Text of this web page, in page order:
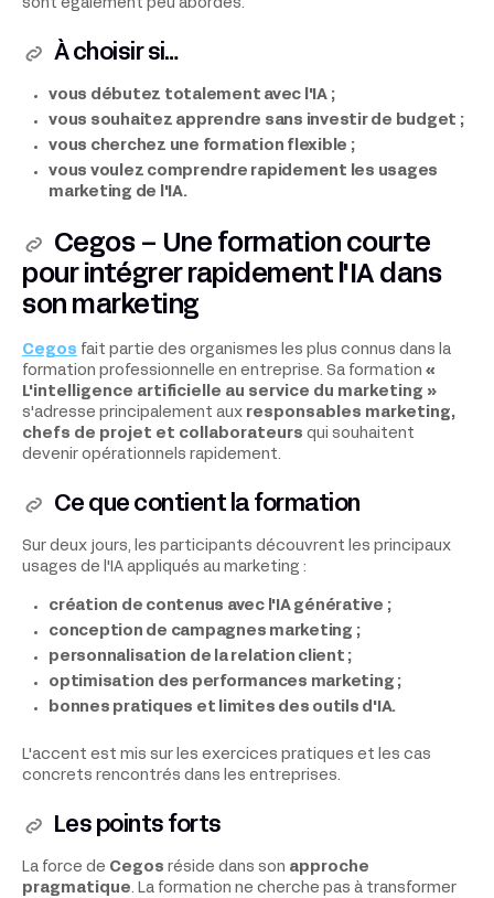
sont également peu abordés.
À choisir si…
vous débutez totalement avec l'IA ;
vous souhaitez apprendre sans investir de budget ;
vous cherchez une formation flexible ;
vous voulez comprendre rapidement les usages
marketing de l'IA.
Cegos – Une formation courte
pour intégrer rapidement l'IA dans
son marketing
Cegos fait partie des organismes les plus connus dans la
formation professionnelle en entreprise. Sa formation «
L'intelligence artificielle au service du marketing »
s'adresse principalement aux responsables marketing,
chefs de projet et collaborateurs qui souhaitent
devenir opérationnels rapidement.
Ce que contient la formation
Sur deux jours, les participants découvrent les principaux
usages de l'IA appliqués au marketing :
création de contenus avec l'IA générative ;
conception de campagnes marketing ;
personnalisation de la relation client ;
optimisation des performances marketing ;
bonnes pratiques et limites des outils d'IA.
L'accent est mis sur les exercices pratiques et les cas
concrets rencontrés dans les entreprises.
Les points forts
La force de Cegos réside dans son approche
pragmatique. La formation ne cherche pas à transformer